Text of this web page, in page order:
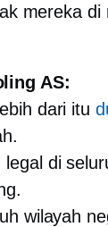
mereka di
AS:
dari itu
di
wilayah